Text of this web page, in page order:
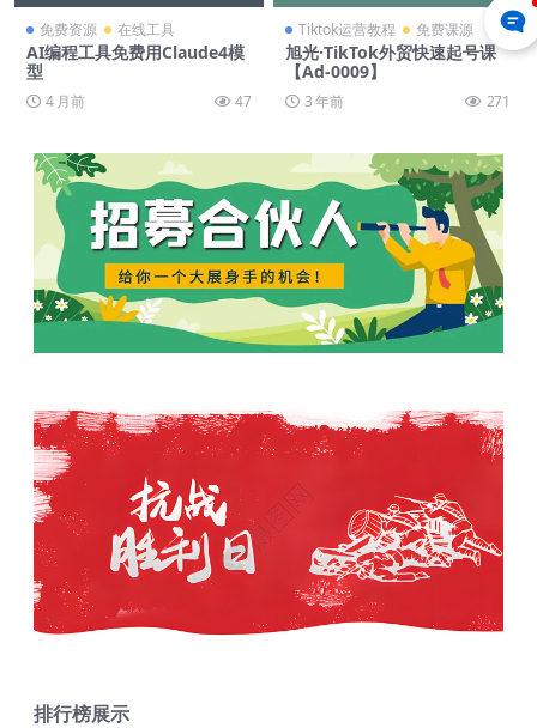
免费资源 在线工具
AI编程工具免费用Claude4模
型
4 月前 47
Tiktok运营教程 免费课源
旭光·TikTok外贸快速起号课
【Ad-0009】
3 年前 271
排行榜展示